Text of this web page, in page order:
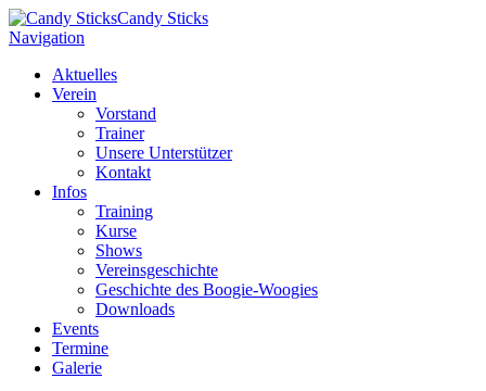
Candy Sticks
Navigation
Aktuelles
Verein
Vorstand
Trainer
Unsere Unterstützer
Kontakt
Infos
Training
Kurse
Shows
Vereinsgeschichte
Geschichte des Boogie-Woogies
Downloads
Events
Termine
Galerie